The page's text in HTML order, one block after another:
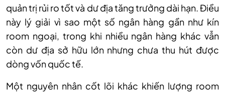
quản trị rủi ro tốt và dư địa tăng trưởng dài hạn. Điều
này lý giải vì sao một số ngân hàng gần như kín
room ngoại, trong khi nhiều ngân hàng khác vẫn
còn dư địa sở hữu lớn nhưng chưa thu hút được
dòng vốn quốc tế.
Một nguyên nhân cốt lõi khác khiến lượng room